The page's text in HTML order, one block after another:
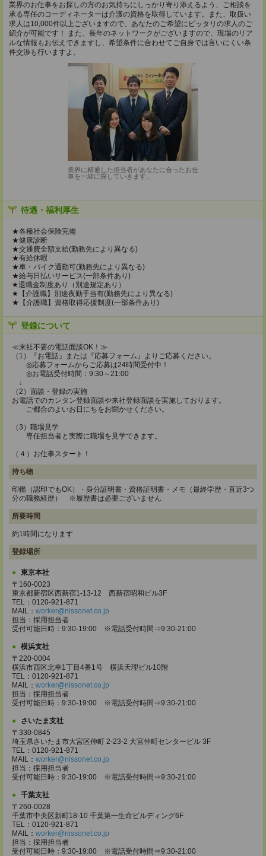
業界のお仕事をお探しの方のお気持ちにしっかり寄り添えるよう、ご相談を
承る専任のコーディネーターは介護の資格を取得しています。また、取扱い
求人は10,000件以上ございますので、あなたのご希望にピッタリの求人のご
紹介が可能です！ また、長年のネットワークがございますので、現場のリア
ルな情報もお伝えできますし、希望条件に合わせてご自身では言いにくい条
件交渉も行いますよ。
業界に精通した担当者があなたに合ったお仕
事を一緒に探していきます。
待遇・福利厚生
★各種社会保険完備
★健康診断
★交通費全額支給(勤務先により異なる)
★有給休暇
★車・バイク通勤可(勤務先により異なる)
★給与日払いサービス(一部条件あり)
★退職金制度あり（別途規定あり）
★【介護職】別途夜勤手当有(勤務先により異なる)
★【介護職】資格取得応援制度(一部条件あり)
登録について
≪来社不要の電話面談OK！≫
（1）『お電話』または『応募フォーム』よりご応募ください。
◎応募フォームからご応募は24時間受付中！
◎お電話受付時間：9:30～21:00
↓
（2）面談・登録の実施
お電話でのカンタン登録面談や来社登録面談を実施しております。
ご都合のよいお日にちをお聞かせください。
（3）職場見学
専任担当者と実際に職場を見学できます。
（４）お仕事スタート！
持ち物
印鑑（認印でもOK）・身分証明書・資格証明書・メモ（最終学歴・直近3つ
分の職務経歴） ※履歴書は必要ございません
所要時間
約1時間になります
登録場所
東京本社
〒160-0023
東京都新宿区西新宿1-13-12 西新宿昭和ビル3F
TEL：0120-921-871
MAIL： worker@nissonet.co.jp
担当：採用担当者
受付可能日時：9:30-19:00 ※電話受付時間⇒9:30-21:00
横浜支社
〒220-0004
横浜市西区北幸1丁目4番1号 横浜天理ビル10階
TEL：0120-921-871
MAIL： worker@nissonet.co.jp
担当：採用担当者
受付可能日時：9:30-19:00 ※電話受付時間⇒9:30-21:00
さいたま支社
〒330-0845
埼玉県さいたま市大宮区仲町 2-23-2 大宮仲町センタービル 3F
TEL：0120-921-871
MAIL： worker@nissonet.co.jp
担当：採用担当者
受付可能日時：9:30-19:00 ※電話受付時間⇒9:30-21:00
千葉支社
〒260-0028
千葉市中央区新町18-10 千葉第一生命ビルディング6F
TEL：0120-921-871
MAIL： worker@nissonet.co.jp
担当：採用担当者
受付可能日時：9:30-19:00 ※電話受付時間⇒9:30-21:00